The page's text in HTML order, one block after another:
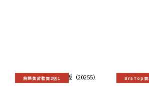
熱銷美背款買2送1 BraTop買